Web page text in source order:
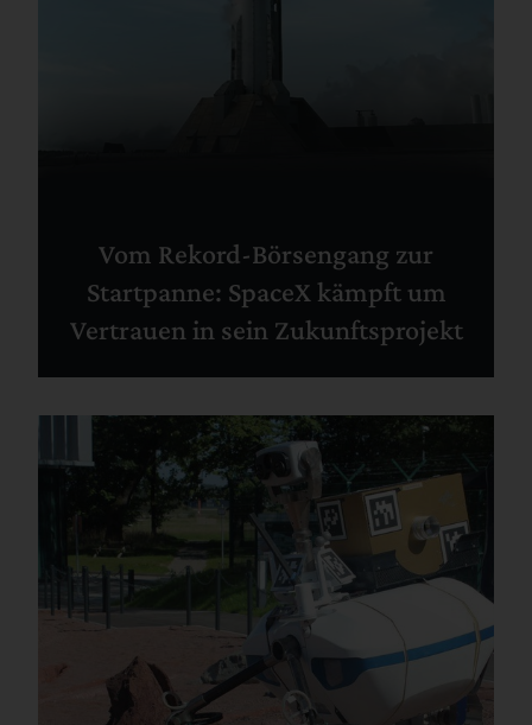
Vom Rekord-Börsengang zur
Startpanne: SpaceX kämpft um
Vertrauen in sein Zukunftsprojekt